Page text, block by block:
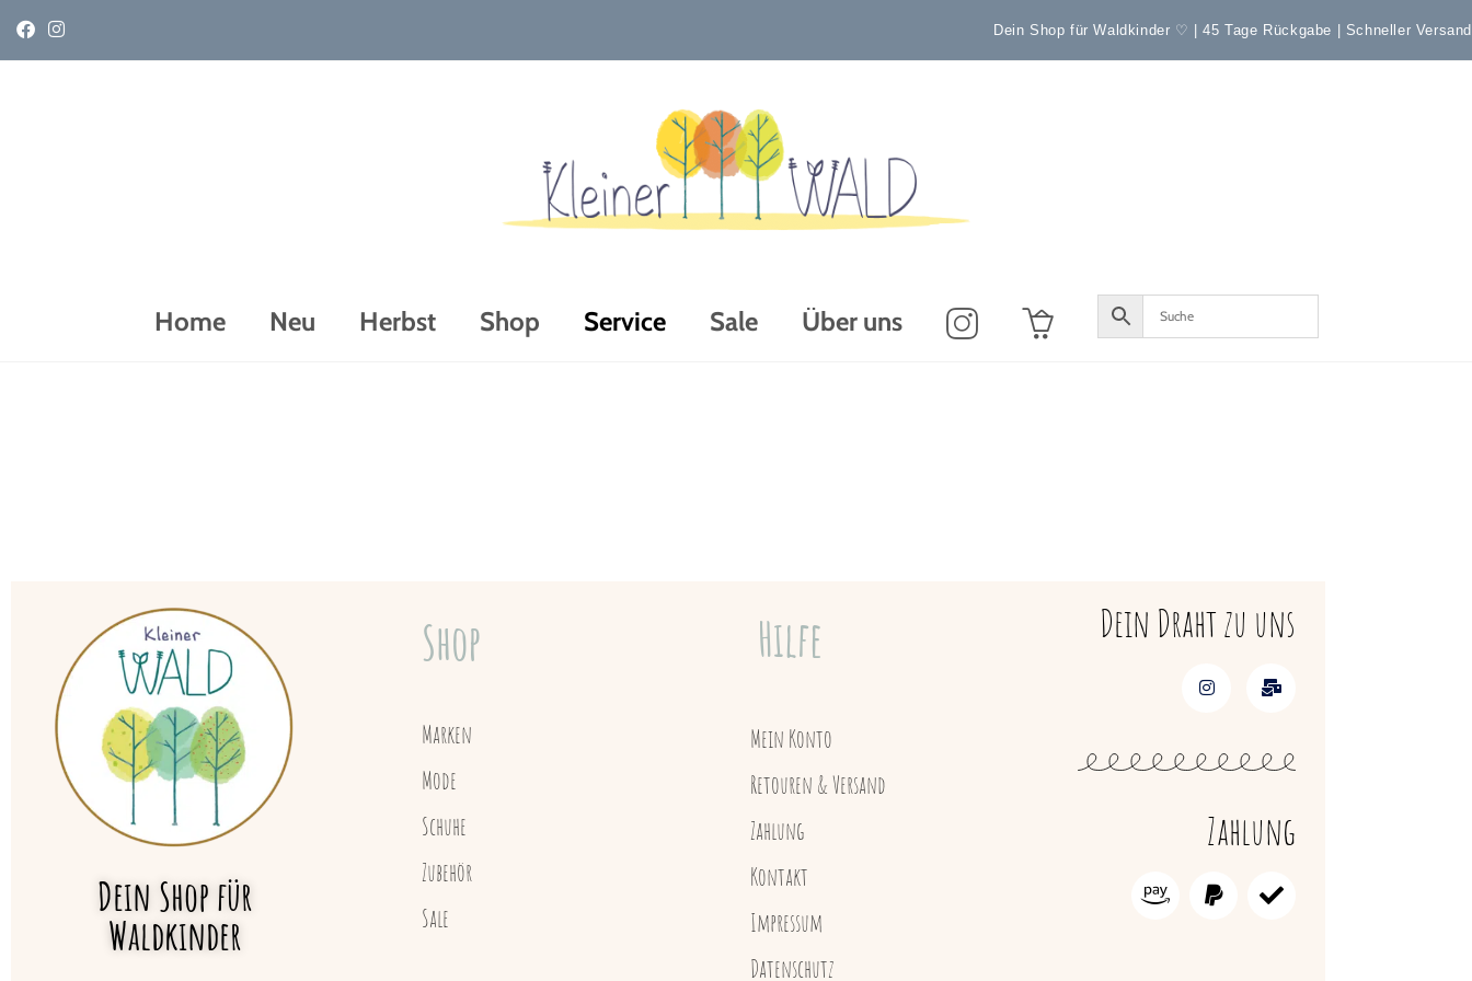
Dein Shop für Waldkinder ♡ | 45 Tage Rückgabe | Schneller Versand
Home Neu Herbst Shop Service Sale Über uns
Dein Shop für
Waldkinder
Shop
Marken
Mode
Schuhe
Zubehör
Sale
Hilfe
Mein Konto
Retouren & Versand
Zahlung
Kontakt
Impressum
Datenschutz
Dein Draht zu uns
Zahlung